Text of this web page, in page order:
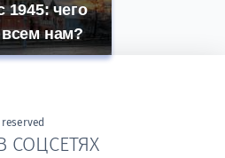
1945: чего
нам?
СОЦСЕТЯХ